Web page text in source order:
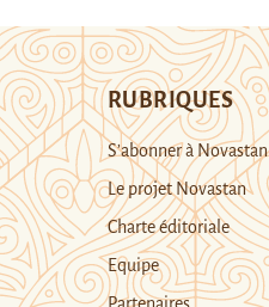
RUBRIQUES
S’abonner à Novastan
Le projet Novastan
Charte éditoriale
Equipe
Partenaires